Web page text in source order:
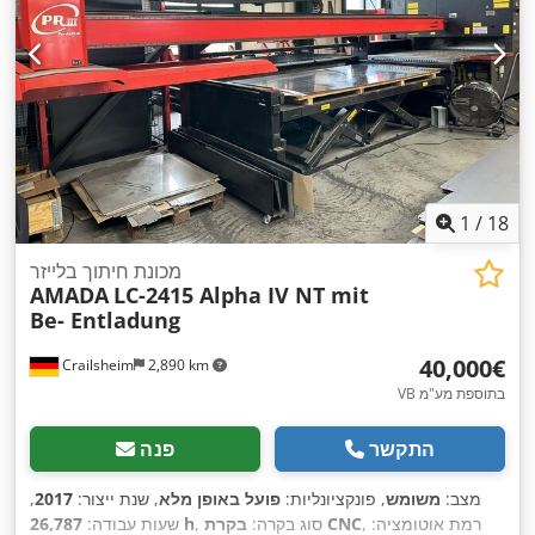
סוג קירור:מים, שנת שיפוץ אחרונה:2025, ציוד:חילוץ אבק, יחידת
קירור, מחסום אור בטיחותי, מערכת גירוז מרכזית, סימון CE,
עצירת חירום, פליטת עשן, תיעוד / מדריך,
1 / 18
Crailsheim 2,890 km
מכונת חיתוך בלייזר
AMADA LC-2415 Alpha IV NT mit
Be- Entladung
‏40,000 ‏€
VB בתוספת מע"מ
פנה התקשר
מצב: משומש, פונקציונליות: פועל באופן מלא, שנת ייצור: 2017
,
שעות עבודה: 26,787 h , סוג בקרה: בקרת CNC , רמת אוטומציה: